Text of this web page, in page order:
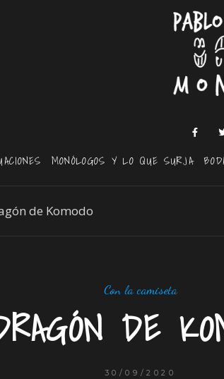
MONÓLOGOS Y LO QUE SURJA
de Komodo
Con la camiseta
DE
30/09/2020